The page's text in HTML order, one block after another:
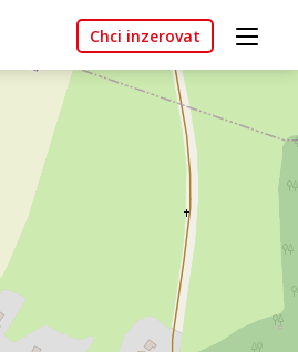
Chci inzerovat